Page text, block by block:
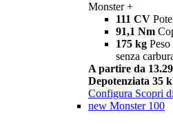
Monster +
111 CV
91,1 Nm
175 kg
senza
A partire da
Depotenziata 35
Configura Scopri
new Monster 100